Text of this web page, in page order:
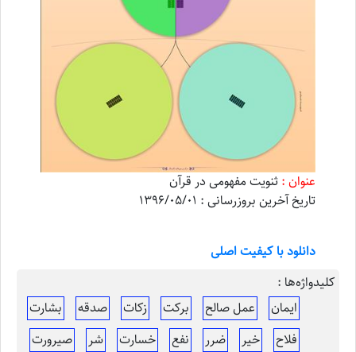
عنوان : ثنویت مفهومی در قرآن
تاریخ آخرین بروزرسانی : 1396/05/01
دانلود با کیفیت اصلی
کلیدواژه‌ها :
ایمان
عمل صالح برکت زکات صدقه
بشارت
فلاح
خیر ضرر نفع خسارت شر
صیرورت